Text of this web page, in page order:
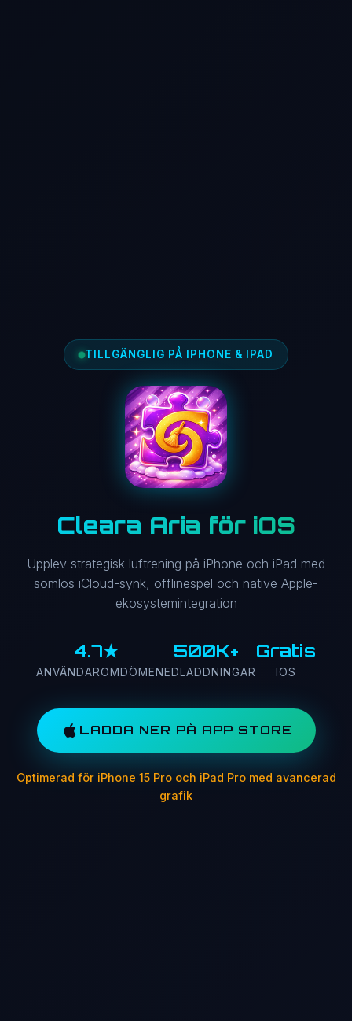
TILLGÄNGLIG PÅ IPHONE & IPAD
Cleara Aria för iOS
Upplev strategisk luftrening på iPhone och iPad med
sömlös iCloud-synk, offlinespel och native Apple-
ekosystemintegration
4.7★
ANVÄNDAROMDÖME
500K+
NEDLADDNINGAR
Gratis
IOS
LADDA NER PÅ APP STORE
Optimerad för iPhone 15 Pro och iPad Pro med avancerad
grafik